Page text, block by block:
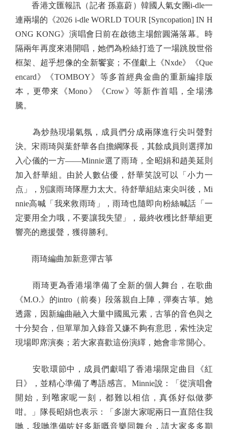
香港文匯報訊（記者 孫嘉蔚）韓國人氣女團i-dle一
連兩場的《2026 i-dle WORLD TOUR [Syncopation] IN H
ONG KONG》演唱會日前在啟德主場館圓滿落幕。時
隔兩年再度來港開唱，她們為粉絲打造了一場跳脫世俗
框架、超乎想像的全新饗宴；不僅獻上《Nxde》《Que
encard》《TOMBOY》等多首經典金曲的重新編排版
本，更帶來《Mono》《Crow》等新作首唱，全場沸
騰。
為炒熱現場氣氛，成員們分成兩隊進行尖叫聲對
決。宋雨琦與葉舒華各自擔綱隊長，其餘成員則選擇加
入心儀的一方——Minnie選了雨琦，全昭娟和趙美延則
加入舒華組。由於人數佔優，舒華笑說可以「小力一
点」，別讓雨琦隊壓力太大。待舒華組結束尖叫後，Mi
nnie高喊「我來救雨琦」，雨琦也隨即向粉絲喊話「一
定要用全力哦，不要讓我失望」，最終收穫比舒華組更
響亮的應援聲，獲得勝利。
雨琦編曲加新意彈古箏
雨琦更為香港場準備了全新的個人舞台，在歌曲
《M.O.》的intro（前奏）段落親自上陣，彈奏古箏。她
透露，因新編曲融入大量中國風元素，古箏的音色與之
十分契合，但單單加入錄音又嫌不夠有意思，索性決定
現場即席演奏；若大家喜歡這份演繹，她會非常開心。
安歌環節中，成員們獻唱了香港場限定曲目《紅
日》，並精心準備了粵語感言。Minnie說：「從演唱會
開始，到𠵱家呢一刻，都難以相信，真係好似做夢
咁。」隊長昭娟也表示：「多謝大家呢兩日一直陪住我
哋，我哋準備咗好多新嘅音樂同舞台，請大家多多期